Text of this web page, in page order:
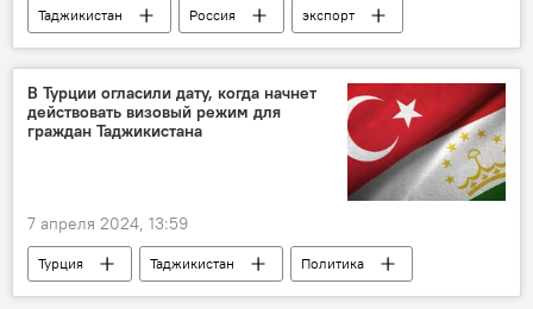
Таджикистан Россия
экспорт
импорт
сотрудничество торговля
В Турции огласили дату, когда начнет
действовать визовый режим для
граждан Таджикистана
7 апреля 2024, 13:59
Турция Таджикистан
Политика
МИД Таджикистана